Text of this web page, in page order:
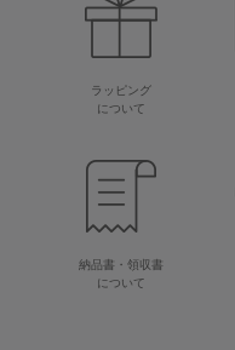
ラッピング
について
納品書・領収書
について